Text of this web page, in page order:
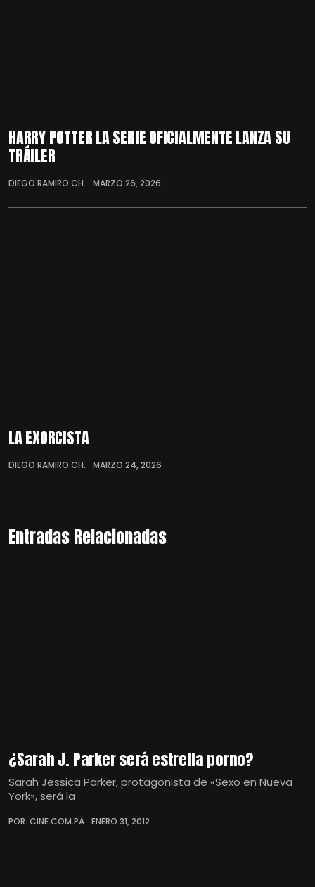
HARRY POTTER LA SERIE OFICIALMENTE LANZA SU
TRÁILER
DIEGO RAMIRO CH. MARZO 26, 2026
LA EXORCISTA
DIEGO RAMIRO CH. MARZO 24, 2026
Entradas Relacionadas
¿Sarah J. Parker será estrella porno?
Sarah Jessica Parker, protagonista de «Sexo en Nueva
York», será la
POR: CINE.COM.PA ENERO 31, 2012